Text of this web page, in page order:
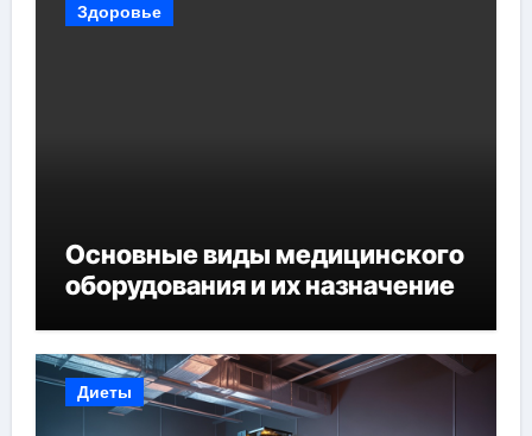
Здоровье
Основные виды медицинского
оборудования и их назначение
Диеты